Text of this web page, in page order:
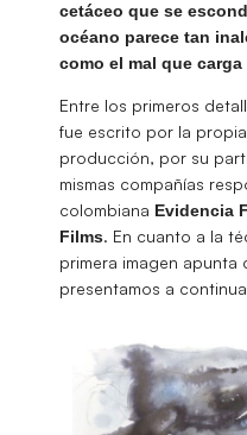
cetáceo que se
océano parece tan
como el mal que
Entre los primeros
fue escrito por la propia
producción, por su
mismas compañías
colombiana Evidencia
Films. En cuanto a la
primera imagen apunta
presentamos a